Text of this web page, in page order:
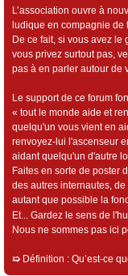
L’association ouvre à
ludique en compagnie
De ce fait, si vous avez
vous privez surtout pas,
pas à en parler autour de
Le support de ce forum
« tout le monde aide et
quelqu'un vous vient en
renvoyez-lui l'ascenseur
aidant quelqu'un d'autre
Faites en sorte de poster
des autres internautes,
autant que possible la
Et... Gardez le sens de
Nous ne sommes pas ici
➯ Définition : Qu’est-ce